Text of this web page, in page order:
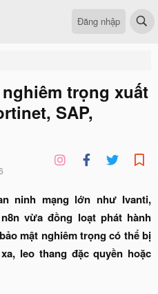
Đăng nhập
trọng xuất
SAP,
ninh mạng lớn như Ivanti,
vừa đồng loạt phát hành
mật nghiêm trọng có thể bị
leo thang đặc quyền hoặc